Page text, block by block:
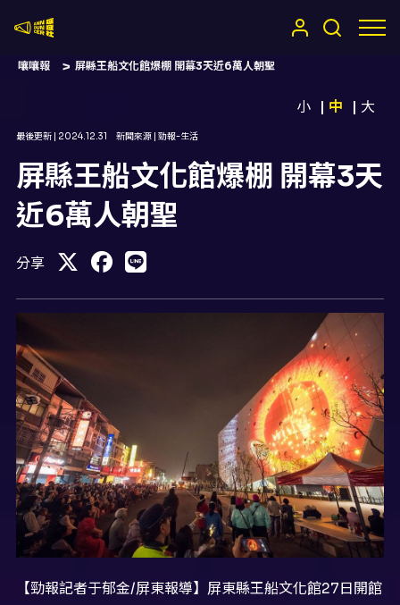
嚷嚷報 屏縣王船文化館爆棚 開幕3天近6萬人朝聖
小 中 大
最後更新 | 2024.12.31 新聞來源 | 勁報-生活
屏縣王船文化館爆棚 開幕3天
近6萬人朝聖
分享
【勁報記者于郁金/屏東報導】屏東縣王船文化館27日開館